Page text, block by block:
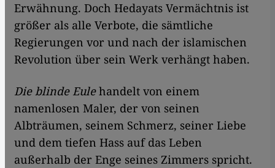
Erwähnung. Doch Hedayats Vermächtnis ist
größer als alle Verbote, die sämtliche
Regierungen vor und nach der islamischen
Revolution über sein Werk verhängt haben.
Die blinde Eulehandelt von einem
namenlosen Maler, der von seinen
Albträumen, seinem Schmerz, seiner Liebe
und dem tiefen Hass auf das Leben
außerhalb der Enge seines Zimmers spricht.